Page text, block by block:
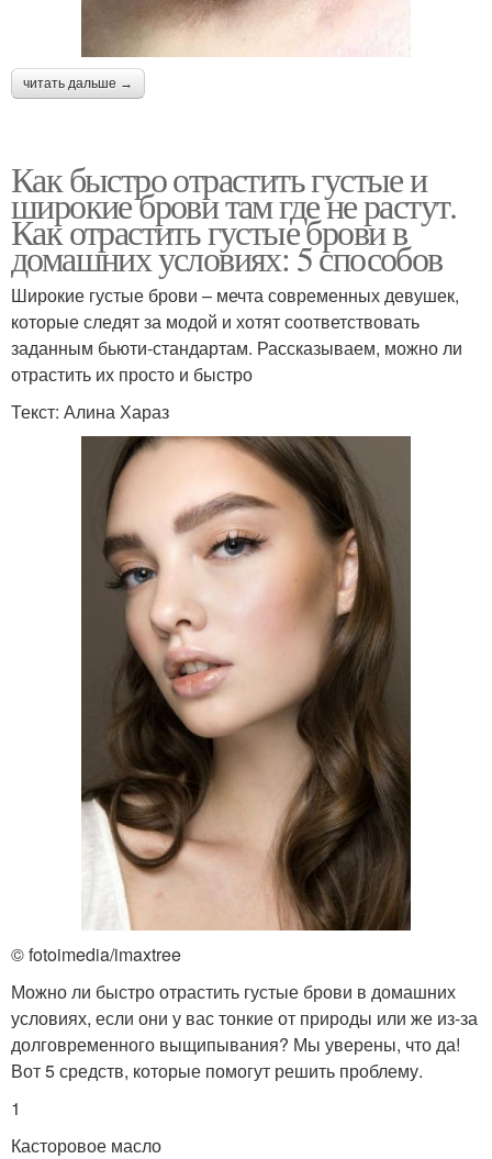
читать дальше →
Как быстро отрастить густые и
широкие брови там где не растут.
Как отрастить густые брови в
домашних условиях: 5 способов
Широкие густые брови – мечта современных девушек,
которые следят за модой и хотят соответствовать
заданным бьюти-стандартам. Рассказываем, можно ли
отрастить их просто и быстро
Текст: Алина Хараз
© fotoimedia/imaxtree
Можно ли быстро отрастить густые брови в домашних
условиях, если они у вас тонкие от природы или же из-за
долговременного выщипывания? Мы уверены, что да!
Вот 5 средств, которые помогут решить проблему.
1
Касторовое масло